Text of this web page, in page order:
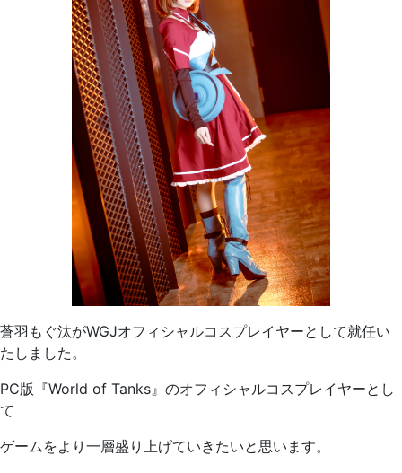
蒼羽もぐ汰がWGJオフィシャルコスプレイヤーとして就任い
たしました。
PC版『World of Tanks』のオフィシャルコスプレイヤーとし
て
ゲームをより一層盛り上げていきたいと思います。